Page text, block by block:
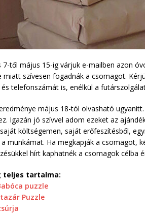
7-től május 15-ig várjuk e-mailben azon
miatt szívesen fogadnák a csomagot.
telefonszámát is, enélkül a
május 18-tól olvasható
Igazán jó szívvel adom ezeket az
költségemen, saját erőfeszítésből,
munkámat. Ha megkapják a csomagot,
hírt kaphatnék a csomagok célba
teljes tartalma:
puzzle
Puzzle